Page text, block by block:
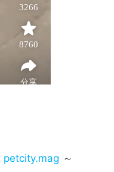
petcity.mag ～